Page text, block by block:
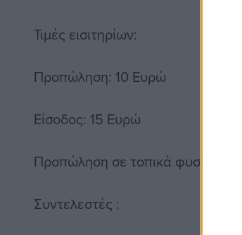
Τιμές εισιτηρίων:
Προπώληση: 10 Ευρώ
Είσοδος: 15 Ευρώ
Προπώληση σε τοπικά φυσικά
Συντελεστές :